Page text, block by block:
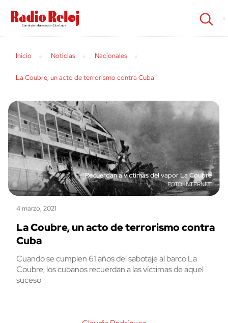
cerrar
Inicio Noticias Nacionales
La Coubre, un acto de terrorismo contra Cuba
Recuerdan a víctimas del vapor La Coubre
INTERNET
4 marzo, 2021
La Coubre, un acto de terrorismo contra
Cuba
Cuando se cumplen 61 años del sabotaje al barco La
Coubre, los cubanos recuerdan a las víctimas de aquel
suceso